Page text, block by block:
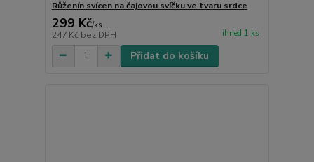
Růženín svícen na čajovou svíčku ve tvaru srdce
299 Kč/ks
247 Kč bez DPH ihned 1 ks
Přidat do košíku